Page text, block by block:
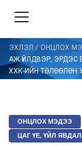
ЭХЛЭЛ / ОНЦЛОХ
АЖ ҮЙЛДВЭР, ЭРДЭС
ХХК-ИЙН ТӨЛӨӨЛӨН
ОНЦЛОХ МЭДЭЭ
ЦАГ ҮЕ, ҮЙЛ ЯВДАЛ